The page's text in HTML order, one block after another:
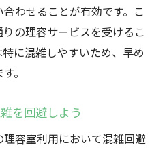
わせることが有効です。こ
の理容サービスを受けるこ
に混雑しやすいため、早め
。
を回避しよう
容室利用において混雑回避